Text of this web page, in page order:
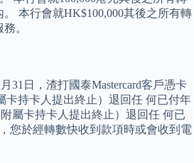
本行會就HK$100,000其後之所有轉
。
31日，渣打國泰Mastercard客戶憑卡
卡持卡人提出終止）退回任 何已付年
屬卡持卡人提出終止）退回任 何已
您於經轉數快收到款項時或會收到電